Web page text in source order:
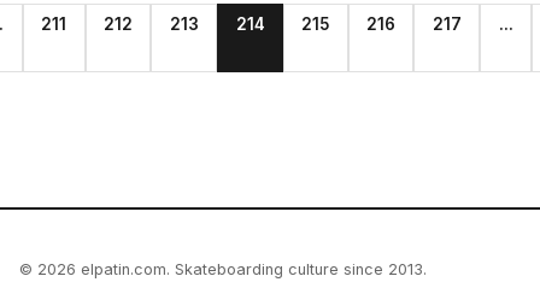
211 212 213 214 215 216 217 ...
© 2026 elpatin.com. Skateboarding culture since 2013.